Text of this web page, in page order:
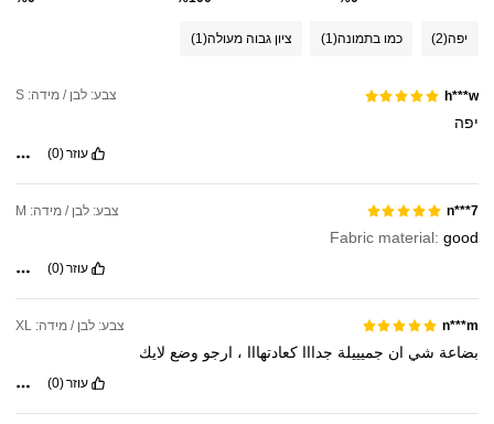
יפה(2) כמו בתמונה(1) ציון גבוה מעולה(1)
h***w צבע: לבן / מידה: S
יפה
עוזר(0)
n***7 צבע: לבן / מידה: M
Fabric material: good
עוזר(0)
n***m צבע: לבן / מידה: XL
بضاعة شي ان جميييلة جداااكعادتهااا ، ارجو وضع لايك
עוזר(0)